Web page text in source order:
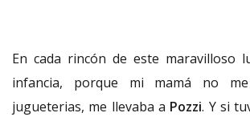
En cada rincón de este maravilloso
infancia, porque mi mamá no
jugueterias, me llevaba a Pozzi. Y si